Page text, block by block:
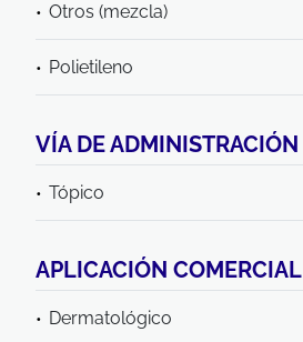
Otros (mezcla)
Polietileno
VÍA DE ADMINISTRACIÓN
Tópico
APLICACIÓN COMERCIAL
Dermatológico